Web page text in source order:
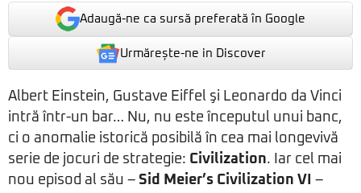
Adaugă-ne ca sursă preferată în Google
Urmărește-ne in Discover
Albert Einstein, Gustave Eiffel şi Leonardo da Vinci
intră într-un bar… Nu, nu este începutul unui banc,
ci o anomalie istorică posibilă în cea mai longevivă
serie de jocuri de strategie: Civilization. Iar cel mai
nou episod al său – Sid Meier’s Civilization VI
–